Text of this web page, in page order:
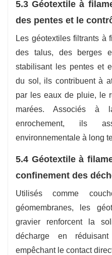
5.3 Géotextile à
des pentes et le
Les géotextiles filtrants à
des talus, des berges
stabilisant les pentes et
du sol, ils contribuent à
par les eaux de pluie, le
marées. Associés
enrochement, ils
environnementale à long
5.4 Géotextile à
confinement des
Utilisés comme
géomembranes, les
gravier renforcent la
décharge en
empêchant le contact